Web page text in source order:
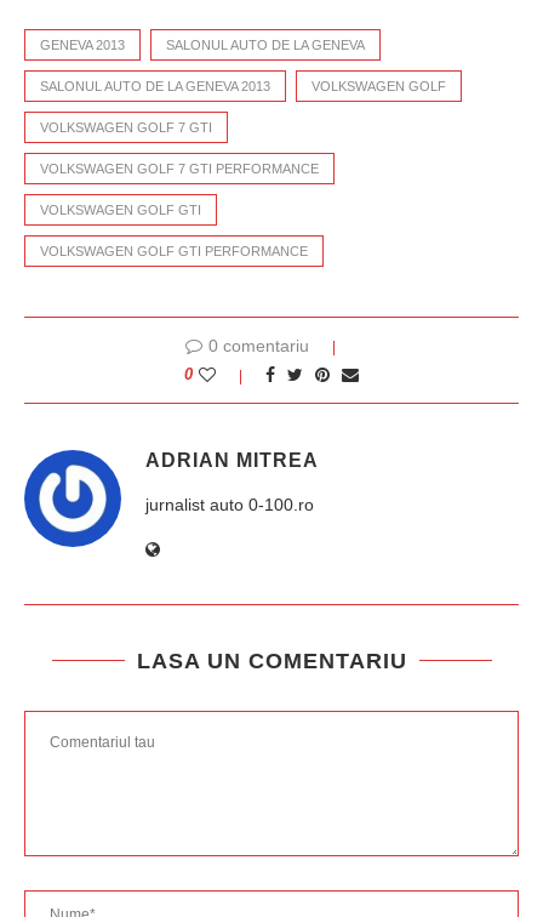
GENEVA 2013 SALONUL AUTO DE LA GENEVA
SALONUL AUTO DE LA GENEVA 2013 VOLKSWAGEN GOLF
VOLKSWAGEN GOLF 7 GTI
VOLKSWAGEN GOLF 7 GTI PERFORMANCE
VOLKSWAGEN GOLF GTI
VOLKSWAGEN GOLF GTI PERFORMANCE
0 comentariu
0
ADRIAN MITREA
jurnalist auto 0-100.ro
LASA UN COMENTARIU